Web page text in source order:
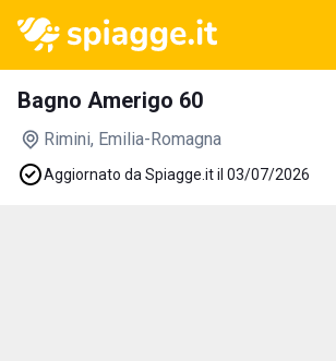
Bagno Amerigo 60
Rimini, Emilia-Romagna
Aggiornato da Spiagge.it il 03/07/2026